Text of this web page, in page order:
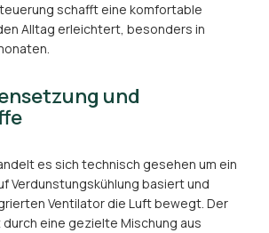
schafft eine komfortable
Alltag erleichtert, besonders in
und
es sich technisch gesehen um ein
Verdunstungskühlung basiert und
Ventilator die Luft bewegt. Der
eine gezielte Mischung aus